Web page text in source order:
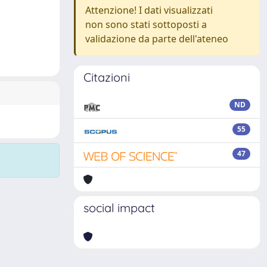
Attenzione! I dati visualizzati
non sono stati sottoposti a
validazione da parte dell'ateneo
Citazioni
ND
55
47
social impact